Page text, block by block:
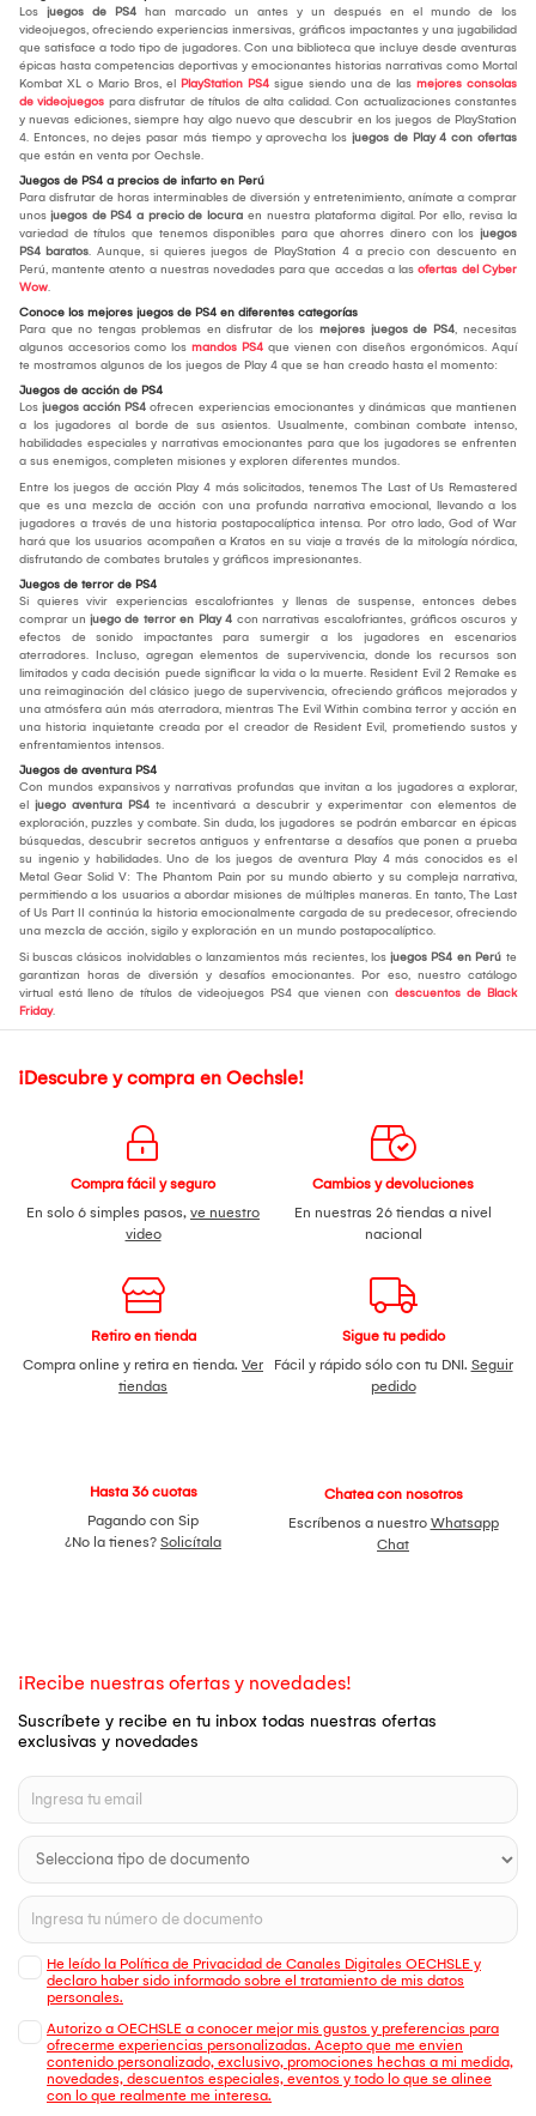
Los juegos de PS4 han marcado un antes y un después en el mundo de los
videojuegos, ofreciendo experiencias inmersivas, gráficos impactantes y una jugabilidad
que satisface a todo tipo de jugadores. Con una biblioteca que incluye desde aventuras
épicas hasta competencias deportivas y emocionantes historias narrativas como Mortal
Kombat XL o Mario Bros, el PlayStation PS4 sigue siendo una de las mejores consolas
de videojuegos para disfrutar de títulos de alta calidad. Con actualizaciones constantes
y nuevas ediciones, siempre hay algo nuevo que descubrir en los juegos de PlayStation
4. Entonces, no dejes pasar más tiempo y aprovecha los juegos de Play 4 con ofertas
que están en venta por Oechsle.
Juegos de PS4 a precios de infarto en Perú
Para disfrutar de horas interminables de diversión y entretenimiento, anímate a comprar
unos juegos de PS4 a precio de locura en nuestra plataforma digital. Por ello, revisa la
variedad de títulos que tenemos disponibles para que ahorres dinero con los juegos
PS4 baratos. Aunque, si quieres juegos de PlayStation 4 a precio con descuento en
Perú, mantente atento a nuestras novedades para que accedas a las ofertas del Cyber
Wow.
Conoce los mejores juegos de PS4 en diferentes categorías
Para que no tengas problemas en disfrutar de los mejores juegos de PS4, necesitas
algunos accesorios como los mandos PS4 que vienen con diseños ergonómicos. Aquí
te mostramos algunos de los juegos de Play 4 que se han creado hasta el momento:
Juegos de acción de PS4
Los juegos acción PS4 ofrecen experiencias emocionantes y dinámicas que mantienen
a los jugadores al borde de sus asientos. Usualmente, combinan combate intenso,
habilidades especiales y narrativas emocionantes para que los jugadores se enfrenten
a sus enemigos, completen misiones y exploren diferentes mundos.
Entre los juegos de acción Play 4 más solicitados, tenemos The Last of Us Remastered
que es una mezcla de acción con una profunda narrativa emocional, llevando a los
jugadores a través de una historia postapocalíptica intensa. Por otro lado, God of War
hará que los usuarios acompañen a Kratos en su viaje a través de la mitología nórdica,
disfrutando de combates brutales y gráficos impresionantes.
Juegos de terror de PS4
Si quieres vivir experiencias escalofriantes y llenas de suspense, entonces debes
comprar un juego de terror en Play 4 con narrativas escalofriantes, gráficos oscuros y
efectos de sonido impactantes para sumergir a los jugadores en escenarios
aterradores. Incluso, agregan elementos de supervivencia, donde los recursos son
limitados y cada decisión puede significar la vida o la muerte. Resident Evil 2 Remake es
una reimaginación del clásico juego de supervivencia, ofreciendo gráficos mejorados y
una atmósfera aún más aterradora, mientras The Evil Within combina terror y acción en
una historia inquietante creada por el creador de Resident Evil, prometiendo sustos y
enfrentamientos intensos.
Juegos de aventura PS4
Con mundos expansivos y narrativas profundas que invitan a los jugadores a explorar,
el juego aventura PS4 te incentivará a descubrir y experimentar con elementos de
exploración, puzzles y combate. Sin duda, los jugadores se podrán embarcar en épicas
búsquedas, descubrir secretos antiguos y enfrentarse a desafíos que ponen a prueba
su ingenio y habilidades. Uno de los juegos de aventura Play 4 más conocidos es el
Metal Gear Solid V: The Phantom Pain por su mundo abierto y su compleja narrativa,
permitiendo a los usuarios a abordar misiones de múltiples maneras. En tanto, The Last
of Us Part II continúa la historia emocionalmente cargada de su predecesor, ofreciendo
una mezcla de acción, sigilo y exploración en un mundo postapocalíptico.
Si buscas clásicos inolvidables o lanzamientos más recientes, los juegos PS4 en Perú te
garantizan horas de diversión y desafíos emocionantes. Por eso, nuestro catálogo
virtual está lleno de títulos de videojuegos PS4 que vienen con descuentos de Black
Friday.
¡Descubre y compra en Oechsle!
Compra fácil y seguro
En solo 6 simples pasos, ve nuestro
video
Cambios y devoluciones
En nuestras 26 tiendas a nivel
nacional
Retiro en tienda
Compra online y retira en tienda. Ver
tiendas
Sigue tu pedido
Fácil y rápido sólo con tu DNI. Seguir
pedido
Hasta 36 cuotas
Pagando con Sip
¿No la tienes? Solicítala
Chatea con nosotros
Escríbenos a nuestro Whatsapp
Chat
¡Recibe nuestras ofertas y novedades!
Suscríbete y recibe en tu inbox todas nuestras ofertas
exclusivas y novedades
He leído la Política de Privacidad de Canales Digitales OECHSLE y
declaro haber sido informado sobre el tratamiento de mis datos
personales.
Autorizo a OECHSLE a conocer mejor mis gustos y preferencias para
ofrecerme experiencias personalizadas. Acepto que me envien
contenido personalizado, exclusivo, promociones hechas a mi medida,
novedades, descuentos especiales, eventos y todo lo que se alinee
con lo que realmente me interesa.